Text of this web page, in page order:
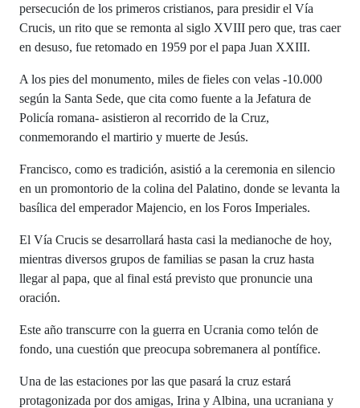
persecución de los primeros cristianos, para presidir el Vía
Crucis, un rito que se remonta al siglo XVIII pero que, tras caer
en desuso, fue retomado en 1959 por el papa Juan XXIII.
A los pies del monumento, miles de fieles con velas -10.000
según la Santa Sede, que cita como fuente a la Jefatura de
Policía romana- asistieron al recorrido de la Cruz,
conmemorando el martirio y muerte de Jesús.
Francisco, como es tradición, asistió a la ceremonia en silencio
en un promontorio de la colina del Palatino, donde se levanta la
basílica del emperador Majencio, en los Foros Imperiales.
El Vía Crucis se desarrollará hasta casi la medianoche de hoy,
mientras diversos grupos de familias se pasan la cruz hasta
llegar al papa, que al final está previsto que pronuncie una
oración.
Este año transcurre con la guerra en Ucrania como telón de
fondo, una cuestión que preocupa sobremanera al pontífice.
Una de las estaciones por las que pasará la cruz estará
protagonizada por dos amigas, Irina y Albina, una ucraniana y